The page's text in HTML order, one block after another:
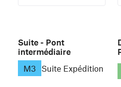
Suite - Pont
intermédiaire
M3
Suite Expédition